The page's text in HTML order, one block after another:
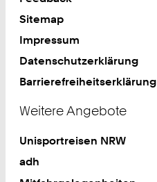
Sitemap
Impressum
Datenschutzerklärung
Barrierefreiheitserklärung
Weitere Angebote
Unisportreisen NRW
adh